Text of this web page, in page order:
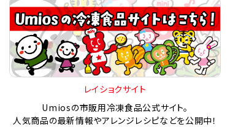
レイショクサイト
Umiosの市販用冷凍食品公式サイト。
人気商品の最新情報やアレンジレシピなどを公開中！